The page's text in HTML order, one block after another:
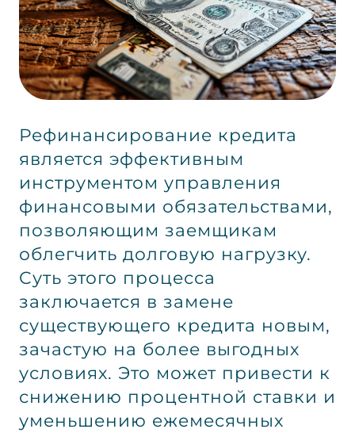
Рефинансирование кредита
является эффективным
инструментом управления
финансовыми обязательствами,
позволяющим заемщикам
облегчить долговую нагрузку.
Суть этого процесса
заключается в замене
существующего кредита новым,
зачастую на более выгодных
условиях. Это может привести к
снижению процентной ставки и
уменьшению ежемесячных